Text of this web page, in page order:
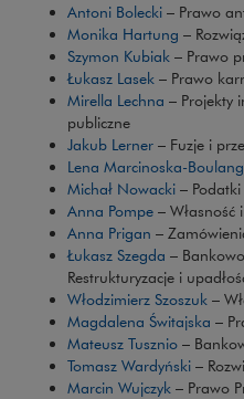
Antoni Bolecki – Prawo
Monika Hartung –
Szymon Kubiak – Prawo
Łukasz Lasek Uwaga, link
– Prawo
Mirella Lechna – Projekty
publiczne
Jakub Lerner – Fuzje i
Lena Marcinoska-
Michał Nowacki – Podatki
Anna Pompe – Własność
Anna Prigan –
Łukasz Szegda –
Restrukturyzacje i
Włodzimierz Szoszuk –
Magdalena Świtajska –
Mateusz TusznioUwaga,
–
Tomasz Wardyński –
Marcin Wujczyk – Prawo